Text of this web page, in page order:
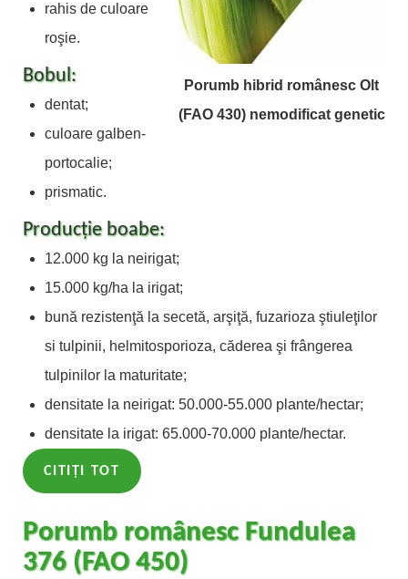
Porumb hibrid românesc Olt
(FAO 430) nemodificat genetic
rahis de culoare
roşie.
Bobul:
dentat;
culoare galben-
portocalie;
prismatic.
Producţie boabe:
12.000 kg la neirigat;
15.000 kg/ha la irigat;
bună rezistenţă la secetă, arşiţă, fuzarioza ştiuleţilor
si tulpinii, helmitosporioza, căderea şi frângerea
tulpinilor la maturitate;
densitate la neirigat: 50.000-55.000 plante/hectar;
densitate la irigat: 65.000-70.000 plante/hectar.
CITIȚI TOT
Porumb românesc Fundulea
376 (FAO 450)